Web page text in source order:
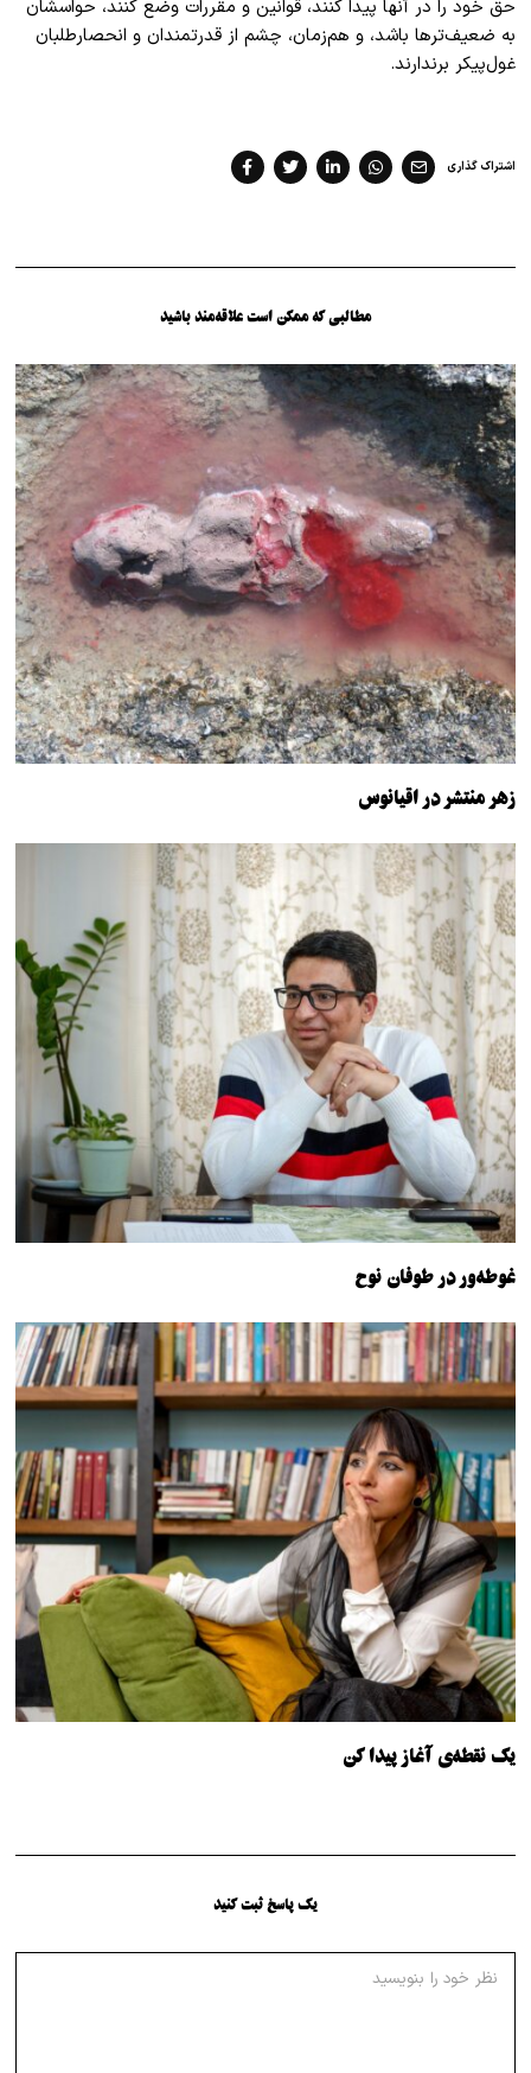
حق خود را در آنها پیدا کنند، قوانین و مقررات وضع کنند، حواسشان
به ضعیف‌ترها باشد، و هم‌زمان، چشم از قدرتمندان و انحصارطلبان
غول‌پیکر برندارند.
اشتراک گذاری
مطالبی که ممکن است علاقه‌مند باشید
زهر منتشر در اقیانوس
غوطه‌ور در طوفان نوح
یک نقطه‌ی آغاز پیدا کن
یک پاسخ ثبت کنید